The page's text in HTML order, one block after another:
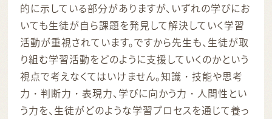
的に示している部分がありますが、いずれの学びにお
いても生徒が自ら課題を発見して解決していく学習
活動が重視されています。ですから先生も、生徒が取
り組む学習活動をどのように支援していくのかという
視点で考えなくてはいけません。知識・技能や思考
力・判断力・表現力、学びに向かう力・人間性とい
う力を、生徒がどのような学習プロセスを通じて養っ